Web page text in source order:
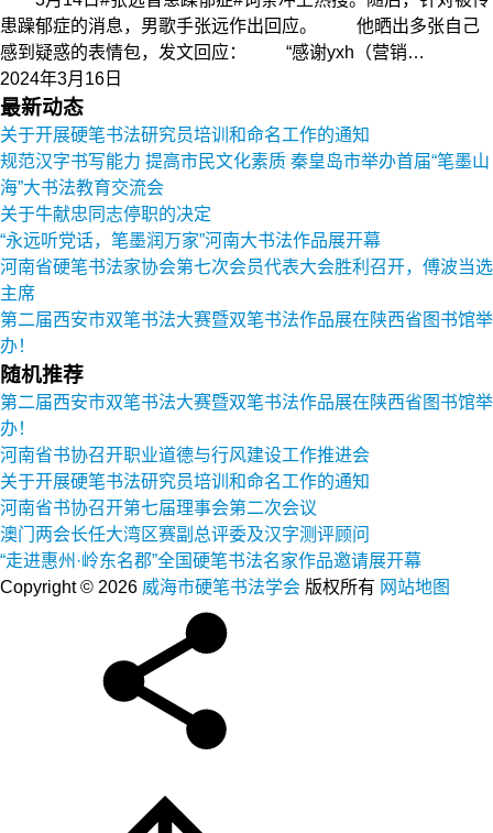
患躁郁症的消息，男歌手张远作出回应。 他晒出多张自己
感到疑惑的表情包，发文回应： “感谢yxh（营销…
2024年3月16日
最新动态
关于开展硬笔书法研究员培训和命名工作的通知
规范汉字书写能力 提高市民文化素质 秦皇岛市举办首届“笔墨山
海”大书法教育交流会
关于牛献忠同志停职的决定
“永远听党话，笔墨润万家”河南大书法作品展开幕
河南省硬笔书法家协会第七次会员代表大会胜利召开，傅波当选
主席
第二届西安市双笔书法大赛暨双笔书法作品展在陕西省图书馆举
办！
随机推荐
第二届西安市双笔书法大赛暨双笔书法作品展在陕西省图书馆举
办！
河南省书协召开职业道德与行风建设工作推进会
关于开展硬笔书法研究员培训和命名工作的通知
河南省书协召开第七届理事会第二次会议
澳门两会长任大湾区赛副总评委及汉字测评顾问
“走进惠州·岭东名郡”全国硬笔书法名家作品邀请展开幕
Copyright © 2026 威海市硬笔书法学会 版权所有 网站地图